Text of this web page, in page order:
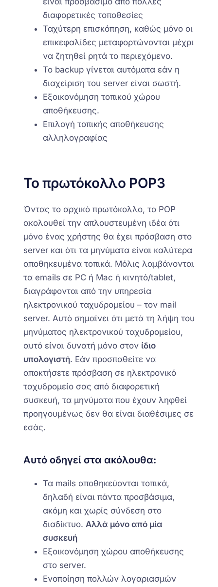
διαφορετικές τοποθεσίες
Ταχύτερη επισκόπηση, καθώς μόνο οι
επικεφαλίδες μεταφορτώνονται μέχρι
να ζητηθεί ρητά το περιεχόμενο.
Το backup γίνεται αυτόματα εάν η
διαχείριση του server είναι σωστή.
Εξοικονόμηση τοπικού χώρου
αποθήκευσης.
Επιλογή τοπικής αποθήκευσης
αλληλογραφίας
Το πρωτόκολλο POP3
Όντας το αρχικό πρωτόκολλο, το POP
ακολουθεί την απλουστευμένη ιδέα ότι
μόνο ένας χρήστης θα έχει πρόσβαση στο
server και ότι τα μηνύματα είναι καλύτερα
αποθηκευμένα τοπικά. Μόλις λαμβάνονται
τα emails σε PC ή Mac ή κινητό/tablet,
διαγράφονται από την υπηρεσία
ηλεκτρονικού ταχυδρομείου – τον mail
server. Αυτό σημαίνει ότι μετά τη λήψη του
μηνύματος ηλεκτρονικού ταχυδρομείου,
αυτό είναι δυνατή μόνο στον ίδιο
υπολογιστή. Εάν προσπαθείτε να
αποκτήσετε πρόσβαση σε ηλεκτρονικό
ταχυδρομείο σας από διαφορετική
συσκευή, τα μηνύματα που έχουν ληφθεί
προηγουμένως δεν θα είναι διαθέσιμες σε
εσάς.
Αυτό οδηγεί στα ακόλουθα:
Τα mails αποθηκεύονται τοπικά,
δηλαδή είναι πάντα προσβάσιμα,
ακόμη και χωρίς σύνδεση στο
διαδίκτυο. Αλλά μόνο από μία
συσκευή
Εξοικονόμηση χώρου αποθήκευσης
στο server.
Ενοποίηση πολλών λογαριασμών